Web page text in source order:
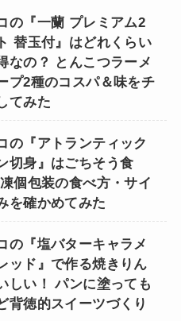
の『一蘭 プレミアム2
替玉付』はどれくらい
なの？ とんこつラーメ
プ2種のコスパ＆味をチ
てみた
の『アトランティック
切身』はごちそう食
個包装の食べ方・サイ
を確かめてみた
の『塩バターキャラメ
ッド』で作る焼きりん
しい！ パンに塗っても
背徳的スイーツづくり